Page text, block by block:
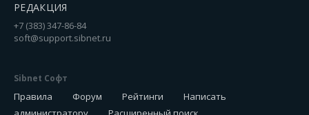
РЕДАКЦИЯ
+7 (383) 347-86-84
soft@support.sibnet.ru
Sibnet Софт
Правила Форум Рейтинги
Написать